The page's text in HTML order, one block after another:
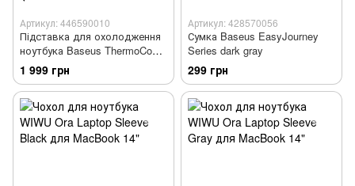
Артикул: 446590010
Підставка для охолодження
ноутбука Baseus ThermoCool
Heat-Dissipating Laptop Stand
Turbo Fan Version Gray
(LUWK000013)
1 999 грн
Артикул: 428570056
Сумка Baseus EasyJourney
Series dark gray
299 грн